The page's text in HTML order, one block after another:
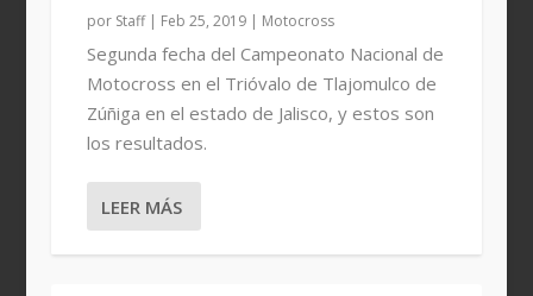
por Staff| Feb 25, 2019| Motocross
Segunda fecha del Campeonato Nacional de
Motocross en el Trióvalo de Tlajomulco de
Zúñiga en el estado de Jalisco, y estos son
los resultados.
LEER MÁS